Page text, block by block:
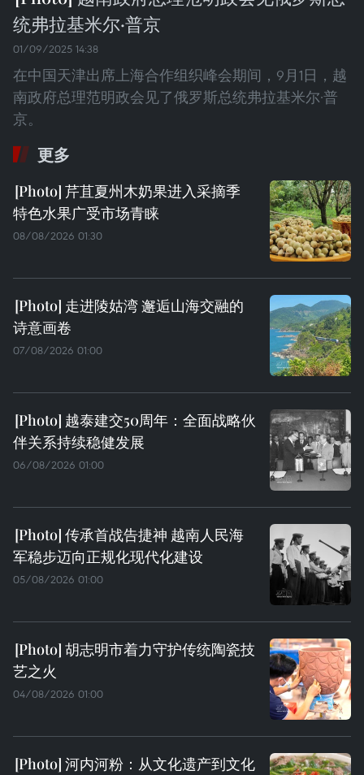
统弗拉基米尔·普京
01/09/2025 14:38
在中国天津出席上海合作组织峰会期间，9月1日，越
南政府总理范明政会见了俄罗斯总统弗拉基米尔·普
京。
更多
芹苴夏州木奶果进入采摘季
特色水果广受市场青睐
08/08/2026 01:30
走进陵姑湾 邂逅山海交融的
诗意画卷
07/08/2026 01:00
越泰建交50周年：全面战略伙
伴关系持续稳健发展
06/08/2026 01:00
传承首战告捷神 越南人民海
军稳步迈向正规化现代化建设
05/08/2026 01:00
胡志明市着力守护传统陶瓷技
艺之火
04/08/2026 01:00
河内河粉：从文化遗产到文化